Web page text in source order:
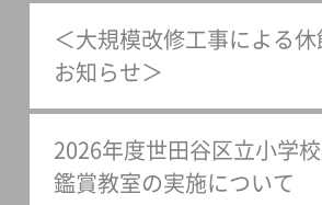
＜大規模改修工事による休
お知らせ＞
2026年度世田谷区立小学
鑑賞教室の実施について